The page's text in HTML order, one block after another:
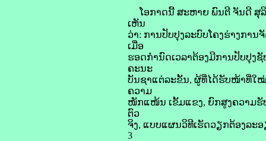
ໂອກາດນີ້ ສະຫາຍ ພົນຕີ ຈັນດີ ສຸລິ
ເຫັນ
ວ່າ: ການປັບປຸງລະບົບໂຄງຮ່າງກາ
ເມື່ອ
ຮອດກຳນົດເວລາຕ້ອງມີການປັບປຸງ
ຄະນະ
ບັນຊາແຕ່ລະຂັ້ນ, ຜູ້ທີ່ໄດ້ຮັບໜ້າທີ່ໃ
ຄວາມ
ໜັກແໜ້ນ ເຂັ້ມແຂງ, ຍົກສູງຄວາມຮັ
ຕົວ
ຈິງ, ແບບແຜນວິທີເຮັດວຽກຕ້ອງລະ
3